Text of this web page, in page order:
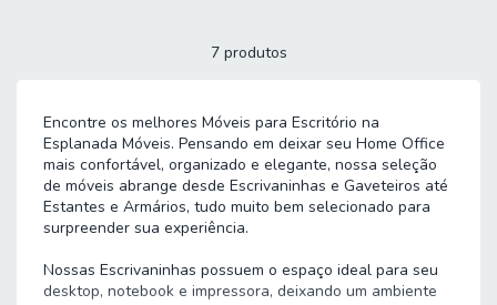
7 produtos
Encontre os melhores Móveis para Escritório na
Esplanada Móveis. Pensando em deixar seu Home Office
mais confortável, organizado e elegante, nossa seleção
de móveis abrange desde Escrivaninhas e Gaveteiros até
Estantes e Armários, tudo muito bem selecionado para
surpreender sua experiência.
Nossas Escrivaninhas possuem o espaço ideal para seu
desktop, notebook e impressora, deixando um ambiente